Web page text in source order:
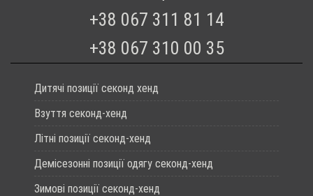
+38 067 311 81 14
+38 067 310 00 35
Дитячі позиції секонд хенд
Взуття секонд-хенд
Літні позиції секонд-хенд
Демісезонні позиції одягу секонд-хенд
Зимові позиції секонд-хенд